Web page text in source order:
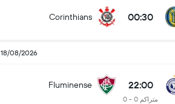
00:30
Corinthians
18/08/2026
22:00
متراکم 0 - 0
Fluminense